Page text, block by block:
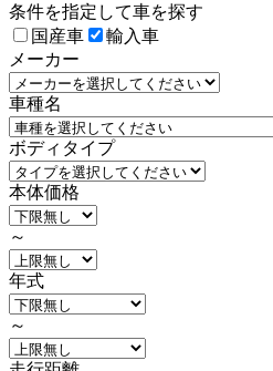
条件を指定して車を探す
国産車
輸入車
メーカー
車種名
ボディタイプ
本体価格
～
年式
～